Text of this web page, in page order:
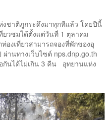
งชาติภูกระดึงมาทุกทีแล้ว โดยปีนี้
ยวชมได้ตั้งแต่วันที่ 1 ตุลาคม
องเที่ยวสามารถจองที่พักของอุ
านทางเว็บไซต์ nps.dnp.go.th
กันได้ไม่เกิน 3 คืน อุทยานแห่ง